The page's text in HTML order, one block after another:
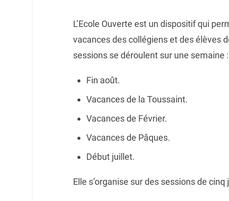
L’Ecole Ouverte est un dispositif qui
vacances des collégiens et des élèves
sessions se déroulent sur une semaine :
Fin août.
Vacances de la Toussaint.
Vacances de Février.
Vacances de Pâques.
Début juillet.
Elle s’organise sur des sessions de